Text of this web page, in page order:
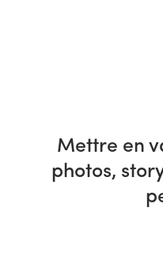
Mettre en
photos,